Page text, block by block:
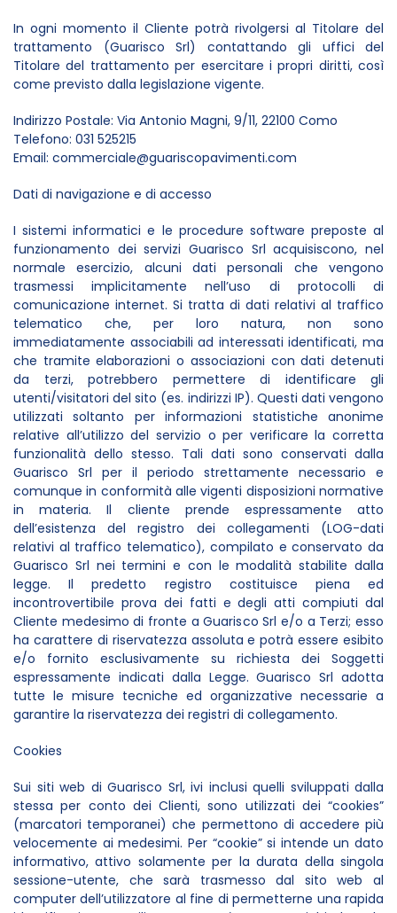
In ogni momento il Cliente potrà rivolgersi al Titolare del
trattamento (Guarisco Srl) contattando gli uffici del
Titolare del trattamento per esercitare i propri diritti, così
come previsto dalla legislazione vigente.
Indirizzo Postale: Via Antonio Magni, 9/11, 22100 Como
Telefono: 031 525215
Email: commerciale@guariscopavimenti.com
Dati di navigazione e di accesso
I sistemi informatici e le procedure software preposte al
funzionamento dei servizi Guarisco Srl acquisiscono, nel
normale esercizio, alcuni dati personali che vengono
trasmessi implicitamente nell’uso di protocolli di
comunicazione internet. Si tratta di dati relativi al traffico
telematico che, per loro natura, non sono
immediatamente associabili ad interessati identificati, ma
che tramite elaborazioni o associazioni con dati detenuti
da terzi, potrebbero permettere di identificare gli
utenti/visitatori del sito (es. indirizzi IP). Questi dati vengono
utilizzati soltanto per informazioni statistiche anonime
relative all’utilizzo del servizio o per verificare la corretta
funzionalità dello stesso. Tali dati sono conservati dalla
Guarisco Srl per il periodo strettamente necessario e
comunque in conformità alle vigenti disposizioni normative
in materia. Il cliente prende espressamente atto
dell’esistenza del registro dei collegamenti (LOG-dati
relativi al traffico telematico), compilato e conservato da
Guarisco Srl nei termini e con le modalità stabilite dalla
legge. Il predetto registro costituisce piena ed
incontrovertibile prova dei fatti e degli atti compiuti dal
Cliente medesimo di fronte a Guarisco Srl e/o a Terzi; esso
ha carattere di riservatezza assoluta e potrà essere esibito
e/o fornito esclusivamente su richiesta dei Soggetti
espressamente indicati dalla Legge. Guarisco Srl adotta
tutte le misure tecniche ed organizzative necessarie a
garantire la riservatezza dei registri di collegamento.
Cookies
Sui siti web di Guarisco Srl, ivi inclusi quelli sviluppati dalla
stessa per conto dei Clienti, sono utilizzati dei “cookies”
(marcatori temporanei) che permettono di accedere più
velocemente ai medesimi. Per “cookie” si intende un dato
informativo, attivo solamente per la durata della singola
sessione-utente, che sarà trasmesso dal sito web al
computer dell’utilizzatore al fine di permetterne una rapida